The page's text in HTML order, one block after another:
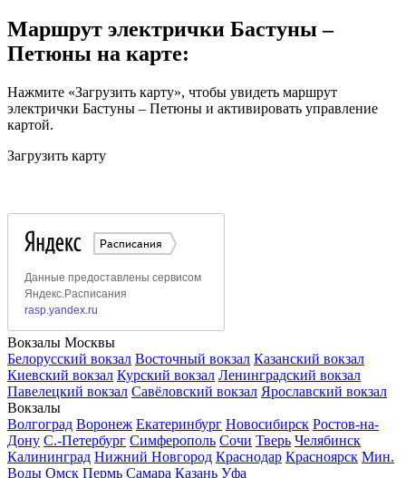
Маршрут электрички Бастуны –
Петюны на карте:
Нажмите «Загрузить карту», чтобы увидеть маршрут
электрички Бастуны – Петюны и активировать управление
картой.
Загрузить карту
Вокзалы Москвы
Белорусский вокзал Восточный вокзал Казанский вокзал
Киевский вокзал Курский вокзал Ленинградский вокзал
Павелецкий вокзал Савёловский вокзал Ярославский вокзал
Вокзалы
Волгоград Воронеж Екатеринбург Новосибирск Ростов-на-
Дону С.-Петербург Симферополь Сочи Тверь Челябинск
Калининград Нижний Новгород Краснодар Красноярск Мин.
Воды Омск Пермь Самара Казань Уфа